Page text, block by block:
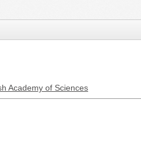
Academy of Sciences